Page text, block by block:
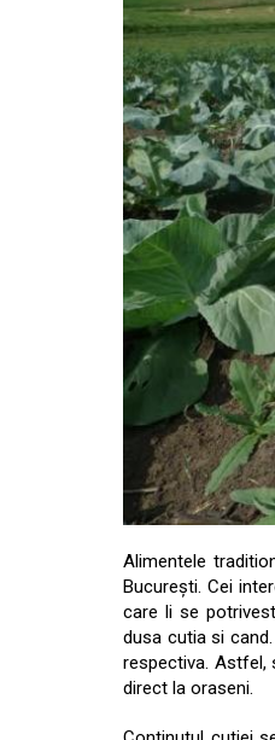
Alimentele
București. Cei
care li se
dusa cutia si
respectiva. Astfel,
direct la oraseni.